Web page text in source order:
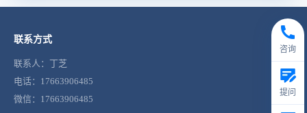
联系方式
联系人：丁芝
电话：17663906485
微信：17663906485
咨询
提问